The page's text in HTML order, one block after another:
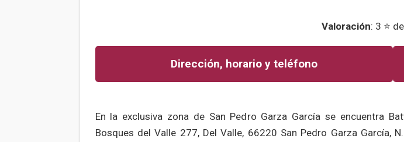
Valoración: 3 ⭐
Dirección, horario y teléfono
En la exclusiva zona de San Pedro Garza García se encuentra
Bosques del Valle 277, Del Valle, 66220 San Pedro Garza García,